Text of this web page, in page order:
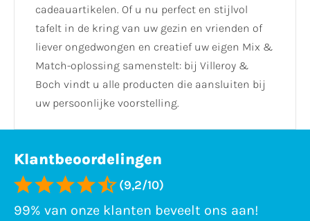
cadeauartikelen. Of u nu perfect en stijlvol
tafelt in de kring van uw gezin en vrienden of
liever ongedwongen en creatief uw eigen Mix &
Match-oplossing samenstelt: bij Villeroy &
Boch vindt u alle producten die aansluiten bij
uw persoonlijke voorstelling.
Klantbeoordelingen
(9,2/10)
99% van onze klanten beveelt ons aan!